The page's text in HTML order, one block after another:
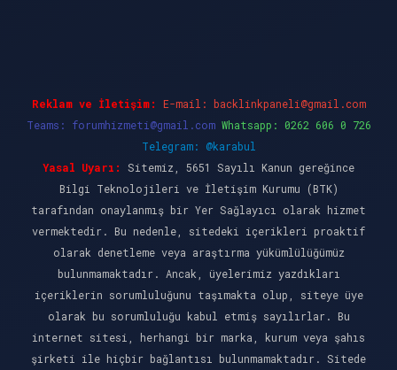
Reklam ve İletişim: E-mail: backlinkpaneli@gmail.com
Teams: forumhizmeti@gmail.com Whatsapp: 0262 606 0 726
Telegram: @karabul
Yasal Uyarı:
Sitemiz, 5651 Sayılı Kanun gereğince
Bilgi Teknolojileri ve İletişim Kurumu (BTK)
tarafından onaylanmış bir Yer Sağlayıcı olarak hizmet
vermektedir. Bu nedenle, sitedeki içerikleri proaktif
olarak denetleme veya araştırma yükümlülüğümüz
bulunmamaktadır. Ancak, üyelerimiz yazdıkları
içeriklerin sorumluluğunu taşımakta olup, siteye üye
olarak bu sorumluluğu kabul etmiş sayılırlar. Bu
internet sitesi, herhangi bir marka, kurum veya şahıs
şirketi ile hiçbir bağlantısı bulunmamaktadır. Sitede